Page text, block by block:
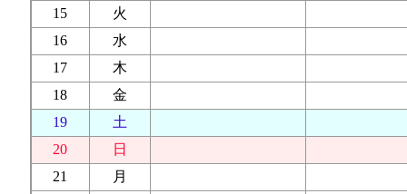
15
火
16
水
17
木
18
金
19
土
20
日
21
月